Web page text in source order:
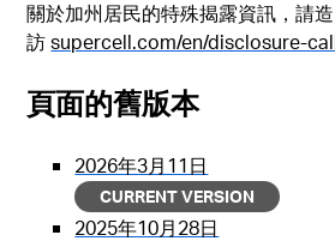
關於加州居民的特殊揭露資訊，請造
訪supercell.com/en/disclosure-
頁面的舊版本
2026年3月11日
CURRENT VERSION
2025年10月28日